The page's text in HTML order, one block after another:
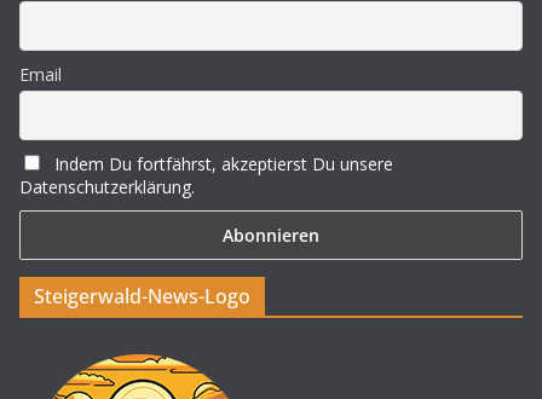
Email
Indem Du fortfährst, akzeptierst Du unsere
Datenschutzerklärung.
Steigerwald-News-Logo